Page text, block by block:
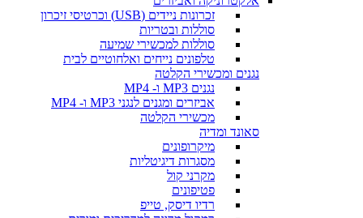
זכרונות ניידים (USB) וכרטיסי זיכרון
סוללות ובטריות
סוללות למכשירי שמיעה
טלפונים נייחים ואלחוטיים לבית
נגנים ומכשירי הקלטה
נגנים MP3 ו- MP4
אביזרים ומגנים לנגני MP3 ו- MP4
מכשירי הקלטה
סאונד ומדיה
מיקרופונים
מסגרות דיגיטליות
מקרני קול
פטיפונים
רדיו דיסק, טייפ